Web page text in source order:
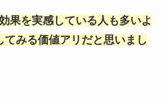
果を実感している人も多いよ
てみる価値アリだと思いまし